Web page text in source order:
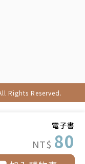
電子書
NT$ 80
Rights Reserved.